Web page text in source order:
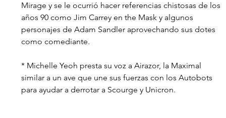
Mirage y se le ocurrió hacer referencias chistosas de los
años 90 como Jim Carrey en the Mask y algunos
personajes de Adam Sandler aprovechando sus dotes
como comediante.
* Michelle Yeoh presta su voz a Airazor, la Maximal
similar a un ave que une sus fuerzas con los Autobots
para ayudar a derrotar a Scourge y Unicron.